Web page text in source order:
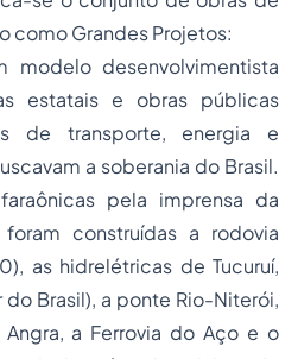
comoGrandes Projetos:
modelo desenvolvimentista
estatais e obras públicas
de transporte, energia e
a soberania do Brasil.
pela imprensa da
construídas a rodovia
as hidrelétricas de Tucuruí,
Brasil), a ponte Rio-Niterói,
a Ferrovia do Aço e o